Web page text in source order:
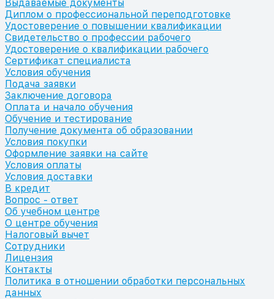
Выдаваемые документы
Диплом о профессиональной переподготовке
Удостоверение о повышении квалификации
Свидетельство о профессии рабочего
Удостоверение о квалификации рабочего
Сертификат специалиста
Условия обучения
Подача заявки
Заключение договора
Оплата и начало обучения
Обучение и тестирование
Получение документа об образовании
Условия покупки
Оформление заявки на сайте
Условия оплаты
Условия доставки
В кредит
Вопрос - ответ
Об учебном центре
О центре обучения
Налоговый вычет
Сотрудники
Лицензия
Контакты
Политика в отношении обработки персональных
данных